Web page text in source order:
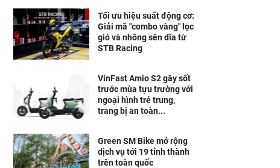
Tối ưu hiệu suất động cơ:
Giải mã "combo vàng" lọc
gió và nhông sên dĩa từ
STB Racing
VinFast Amio S2 gây sốt
trước mùa tựu trường với
ngoại hình trẻ trung,
trang bị an toàn...
Green SM Bike mở rộng
dịch vụ tới 19 tỉnh thành
trên toàn quốc